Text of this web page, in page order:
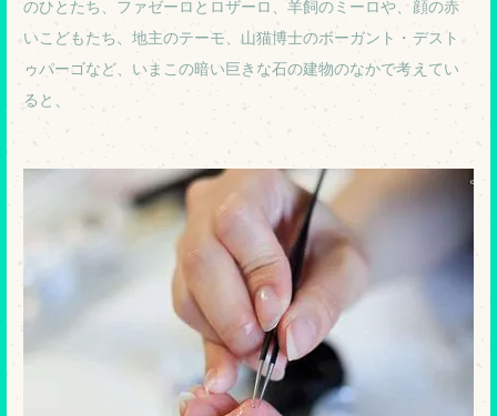
のひとたち、ファゼーロとロザーロ、羊飼のミーロや、顔の赤
いこどもたち、地主のテーモ、山猫博士のボーガント・デスト
ゥパーゴなど、いまこの暗い巨きな石の建物のなかで考えてい
ると、